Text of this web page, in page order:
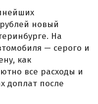
новый
На
— серого и
как
все расходы и
доплат после